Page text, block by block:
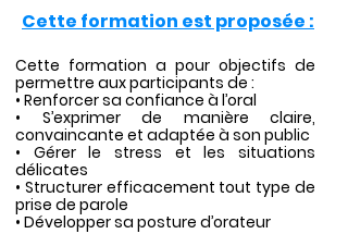
Cette formation est proposée :
Cette formation a pour objectifs de
permettre aux participants de :
• Renforcer sa confiance à l’oral
• S’exprimer de manière claire,
convaincante et adaptée à son public
• Gérer le stress et les situations
délicates
• Structurer efficacement tout type de
prise de parole
• Développer sa posture d’orateur